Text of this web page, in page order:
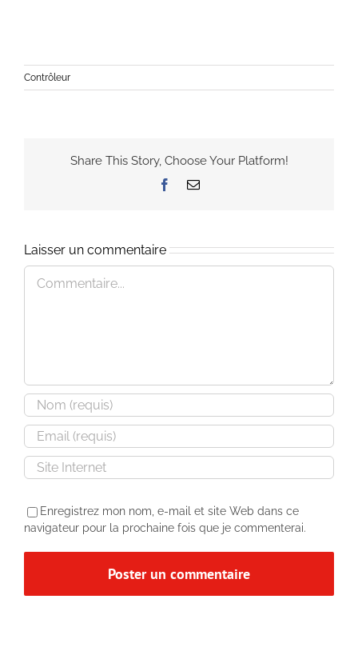
Contrôleur
Share This Story, Choose Your Platform!
Facebook
Email
Laisser un commentaire
Commentaire
Enregistrez mon nom, e-mail et site Web dans ce
navigateur pour la prochaine fois que je commenterai.